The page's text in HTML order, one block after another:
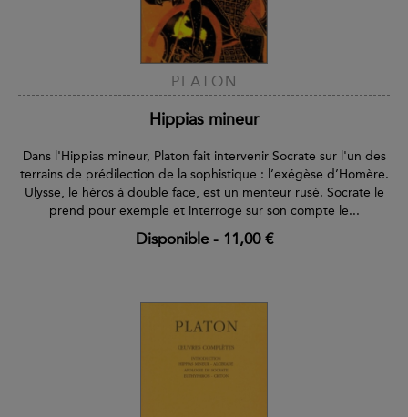
PLATON
Hippias mineur
Dans l'Hippias mineur, Platon fait intervenir Socrate sur l'un des
terrains de prédilection de la sophistique : l’exégèse d’Homère.
Ulysse, le héros à double face, est un menteur rusé. Socrate le
prend pour exemple et interroge sur son compte le...
Disponible- 11,00 €